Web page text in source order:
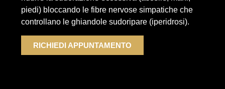
piedi) bloccando le fibre nervose simpatiche che
controllano le ghiandole sudoripare (iperidrosi).
RICHIEDI APPUNTAMENTO